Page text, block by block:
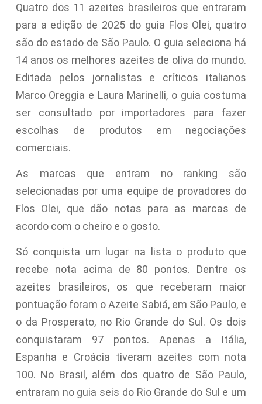
Quatro dos 11 azeites brasileiros que entraram
para a edição de 2025 do guia Flos Olei, quatro
são do estado de São Paulo. O guia seleciona há
14 anos os melhores azeites de oliva do mundo.
Editada pelos jornalistas e críticos italianos
Marco Oreggia e Laura Marinelli, o guia costuma
ser consultado por importadores para fazer
escolhas de produtos em negociações
comerciais.
As marcas que entram no ranking são
selecionadas por uma equipe de provadores do
Flos Olei, que dão notas para as marcas de
acordo com o cheiro e o gosto.
Só conquista um lugar na lista o produto que
recebe nota acima de 80 pontos. Dentre os
azeites brasileiros, os que receberam maior
pontuação foram o Azeite Sabiá, em São Paulo, e
o da Prosperato, no Rio Grande do Sul. Os dois
conquistaram 97 pontos. Apenas a Itália,
Espanha e Croácia tiveram azeites com nota
100. No Brasil, além dos quatro de São Paulo,
entraram no guia seis do Rio Grande do Sul e um